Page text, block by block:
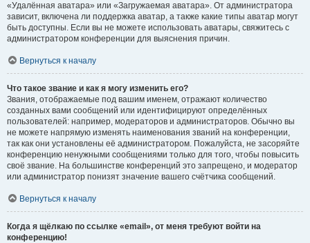
«Удалённая аватара» или «Загружаемая аватара». От администратора
зависит, включена ли поддержка аватар, а также какие типы аватар могут
быть доступны. Если вы не можете использовать аватары, свяжитесь с
администратором конференции для выяснения причин.
Вернуться к началу
Что такое звание и как я могу изменить его?
Звания, отображаемые под вашим именем, отражают количество
созданных вами сообщений или идентифицируют определённых
пользователей: например, модераторов и администраторов. Обычно вы
не можете напрямую изменять наименования званий на конференции,
так как они установлены её администратором. Пожалуйста, не засоряйте
конференцию ненужными сообщениями только для того, чтобы повысить
своё звание. На большинстве конференций это запрещено, и модератор
или администратор понизят значение вашего счётчика сообщений.
Вернуться к началу
Когда я щёлкаю по ссылке «email», от меня требуют войти на
конференцию!